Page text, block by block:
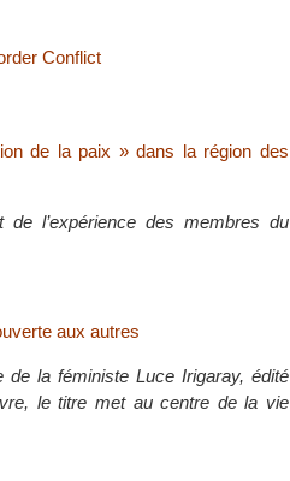
Conflict
de la paix » dans la région des
l’expérience des membres du
aux autres
la féministe Luce Irigaray, édité
le titre met au centre de la vie